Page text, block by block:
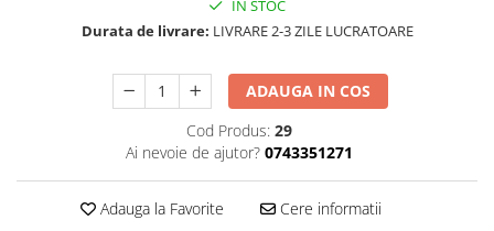
MERCEDES CAMIOANE
RENAULT CAMIOANE
STICKERE MOTO/ATV
TRICOURI PESCUIT/VANATOAREIN STOC
Durata de livrare: LIVRARE 2-3 ZILE LUCRATOARE
ADAUGA IN COS
Cod Produs: 29
Ai nevoie de ajutor? 0743351271
Adauga la Favorite Cere informatii